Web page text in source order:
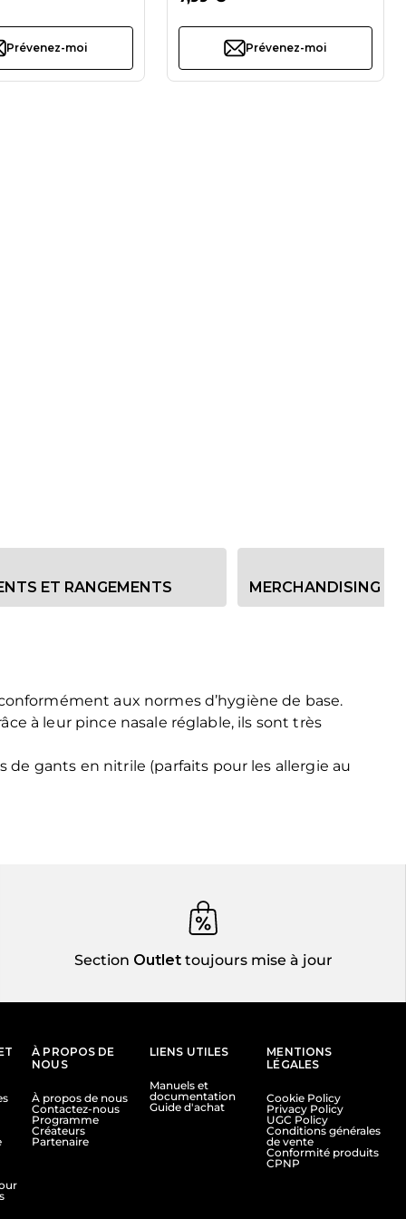
Prévenez-moi Prévenez-moi
ET RANGEMENTS MERCHANDISING
aux normes d’hygiène de base.
à leur pince nasale réglable, ils sont très
de gants en nitrile (parfaits pour les allergie au
Section Outlettoujours mise à jour
À PROPOS DE
NOUS
À propos de nous
Contactez-nous
Programme
Créateurs
Partenaire
LIENS UTILES
Manuels et
documentation
Guide d'achat
MENTIONS
LÉGALES
Cookie Policy
Privacy Policy
UGC Policy
Conditions générales
de vente
Conformité produits
CPNP